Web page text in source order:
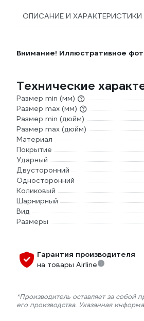
ОПИСАНИЕ И ХАРАКТЕРИСТИКИ
Внимание! Иллюстративное
Технические
Размер min (мм)
Размер max (мм)
Размер min (дюйм)
Размер max (дюйм)
Материал
Покрытие
Ударный
Двусторонний
Односторонний
Коликовый
Шарнирный
Вид
Размеры
Гарантия производителя
на товары Airline
*Производитель оставляет за собой
его производства. Указанная